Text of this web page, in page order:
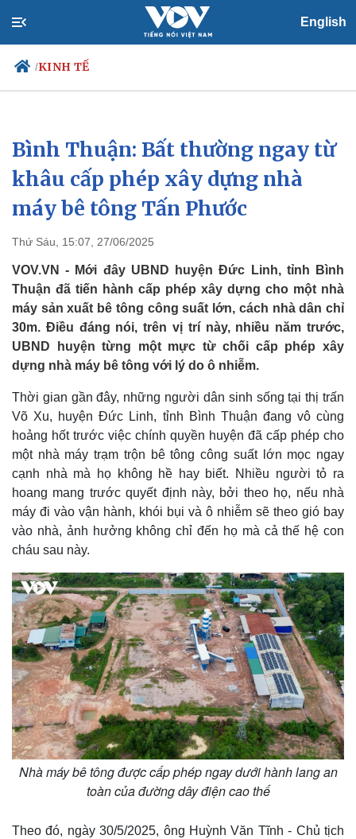
English
/KINH TẾ
Chính trị
Đảng
Tổ chức nhân sự
Quốc hội
Nhận diện sự thật
Xã hội
Tin 24h
Dự báo thời tiết
Giáo dục
Bình Thuận: Bất thường ngay từ
khâu cấp phép xây dựng nhà
máy bê tông Tấn Phước
Thứ Sáu, 15:07, 27/06/2025
VOV.VN - Mới đây UBND huyện Đức Linh, tỉnh Bình
Thuận đã tiến hành cấp phép xây dựng cho một nhà
máy sản xuất bê tông công suất lớn, cách nhà dân chỉ
30m. Điều đáng nói, trên vị trí này, nhiều năm trước,
UBND huyện từng một mực từ chối cấp phép xây
dựng nhà máy bê tông với lý do ô nhiễm.
Thời gian gần đây, những người dân sinh sống tại thị trấn
Võ Xu, huyện Đức Linh, tỉnh Bình Thuận đang vô cùng
hoảng hốt trước việc chính quyền huyện đã cấp phép cho
một nhà máy trạm trộn bê tông công suất lớn mọc ngay
cạnh nhà mà họ không hề hay biết. Nhiều người tỏ ra
hoang mang trước quyết định này, bởi theo họ, nếu nhà
máy đi vào vận hành, khói bụi và ô nhiễm sẽ theo gió bay
vào nhà, ảnh hưởng không chỉ đến họ mà cả thế hệ con
cháu sau này.
Nhà máy bê tông được cấp phép ngay dưới hành lang an
toàn của đường dây điện cao thế
Theo đó, ngày 30/5/2025, ông Huỳnh Văn Tĩnh - Chủ tịch